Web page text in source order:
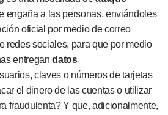
engaña a las personas, enviándoles
oficial por medio de correo
redes sociales, para que por medio
entregandatos
claves o números de tarjetas
el dinero de las cuentas o utilizar
fraudulenta? Y que, adicionalmente,